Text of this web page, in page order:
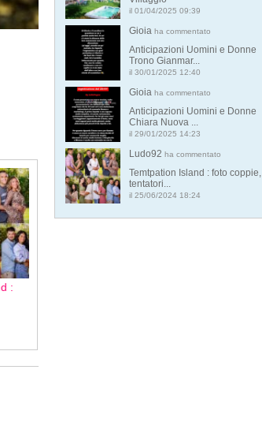
:
il 01/04/2025 09:39
Gioia ha commentato
Anticipazioni Uomini e Donne
Trono Gianmar...
il 30/01/2025 12:40
Gioia ha commentato
Anticipazioni Uomini e Donne
Chiara Nuova ...
il 29/01/2025 14:23
Ludo92 ha commentato
Temtpation Island : foto coppie,
tentatori...
il 25/06/2024 18:24